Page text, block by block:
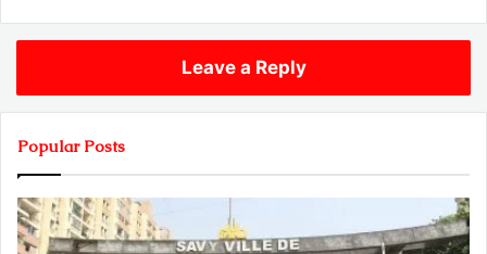
Leave a Reply
Popular Posts